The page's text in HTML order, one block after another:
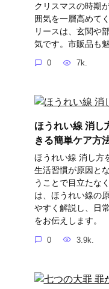
クリスマスの時期
囲気を一層高めて
リースは、玄関や
気です。市販品も
0 7k.
ほうれい線 消し
きる簡単ケア方
ほうれい線 消し方
生活習慣が原因と
うことで目立たな
は、ほうれい線の
やすく解説し、日
をお伝えします。
0 3.9k.